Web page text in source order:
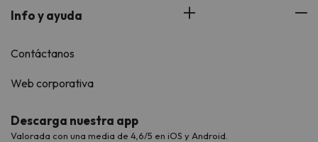
Info y ayuda
Contáctanos
Web corporativa
Descarga nuestra app
Valorada con una media de 4,6/5 en iOS y Android.